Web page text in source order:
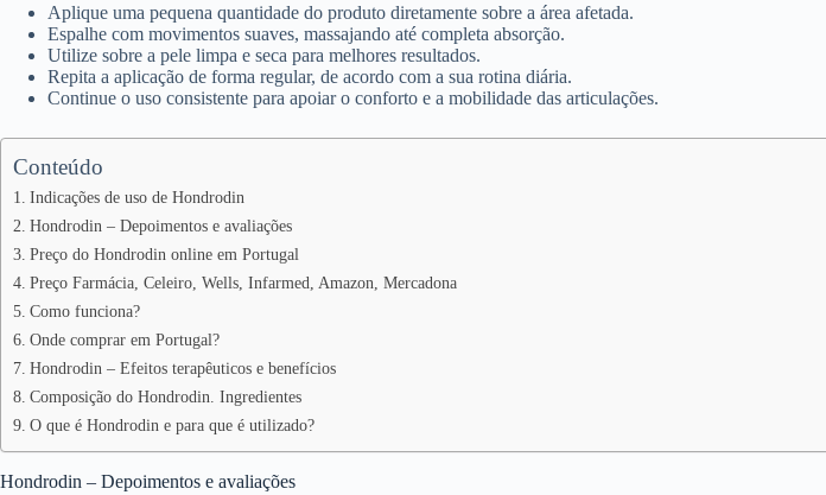
Aplique uma pequena quantidade do produto diretamente sobre a área afetada.
Espalhe com movimentos suaves, massajando até completa absorção.
Utilize sobre a pele limpa e seca para melhores resultados.
Repita a aplicação de forma regular, de acordo com a sua rotina diária.
Continue o uso consistente para apoiar o conforto e a mobilidade das articulações.
Conteúdo
Indicações de uso de Hondrodin
Hondrodin – Depoimentos e avaliações
Preço do Hondrodin online em Portugal
Preço Farmácia, Celeiro, Wells, Infarmed, Amazon, Mercadona
Como funciona?
Onde comprar em Portugal?
Hondrodin – Efeitos terapêuticos e benefícios
Composição do Hondrodin. Ingredientes
O que é Hondrodin e para que é utilizado?
Hondrodin – Depoimentos e avaliações